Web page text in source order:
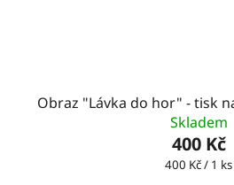
Obraz "Lávka do hor" - tisk
Skladem
400 Kč
Měrná
400 Kč / 1 ks